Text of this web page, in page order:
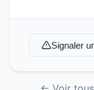
Signaler